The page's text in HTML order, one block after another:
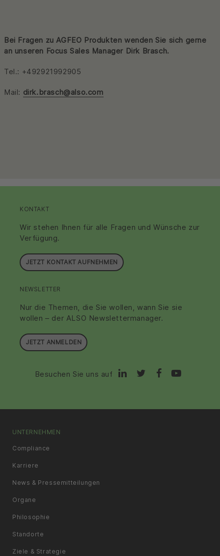
Bei Fragen zu AGFEO Produkten wenden Sie sich gerne
an unseren Focus Sales Manager Dirk Brasch.
Tel.: +492921992905
Mail: dirk.brasch@also.com
KONTAKT
Wir stehen Ihnen für alle Fragen und Wünsche zur
Verfügung.
JETZT KONTAKT AUFNEHMEN
NEWSLETTER
Nur die Themen, die Sie wollen, wann Sie sie
wollen – der ALSO Newslettermanager.
JETZT ANMELDEN
Besuchen Sie uns auf
UNTERNEHMEN
Compliance
Karriere
News & Pressemitteilungen
Organe
Philosophie
Standorte
Ziele & Strategie